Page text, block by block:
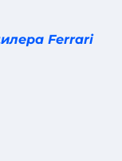
Ferrari